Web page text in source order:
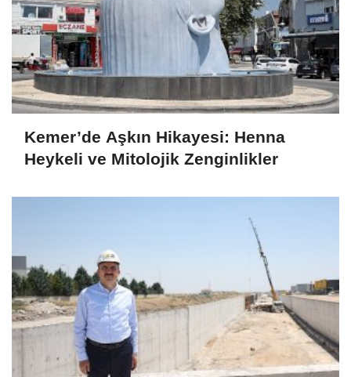
Kemer’de Aşkın Hikayesi: Henna
Heykeli ve Mitolojik Zenginlikler